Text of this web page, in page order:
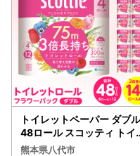
トイレットペーパー ダブ
48ロール スコッティ トイ
レット
熊本県八代市